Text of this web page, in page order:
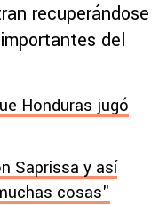
recuperándose
del
Honduras jugó
Saprissa y así
cosas"